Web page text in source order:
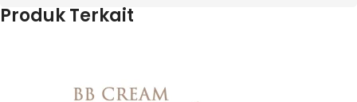
Produk Terkait